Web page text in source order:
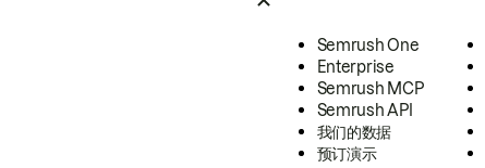
Semrush One
Enterprise
Semrush MCP
Semrush API
我们的数据
预订演示